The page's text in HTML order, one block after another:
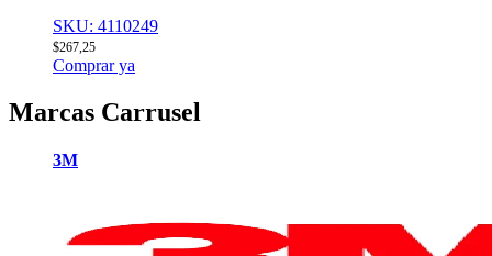
SKU: 4110249
$267,25
Comprar ya
Marcas Carrusel
3M